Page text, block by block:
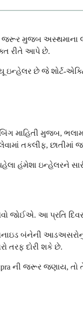
મુજબ અસ્થમાના
રીતે આપે છે.
ઇન્હેલર છે જે શોર્ટ-
માહિતી મુજબ,
તકલીફ,
હંમેશા ઇન્હેલરને
જોઈએ. આ પ્રતિ
બંનેની આડઅસરોનું
તરફ દોરી શકે છે.
ની જરૂર જણાય, તો